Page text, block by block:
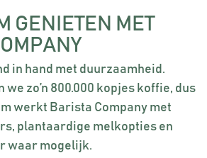
GENIETEN MET
in hand met duurzaamheid.
zo’n 800.000 kopjes koffie, dus
werkt Barista Company met
plantaardige melkopties en
waar mogelijk.